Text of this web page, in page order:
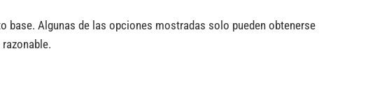
Algunas de las opciones mostradas solo pueden obtenerse